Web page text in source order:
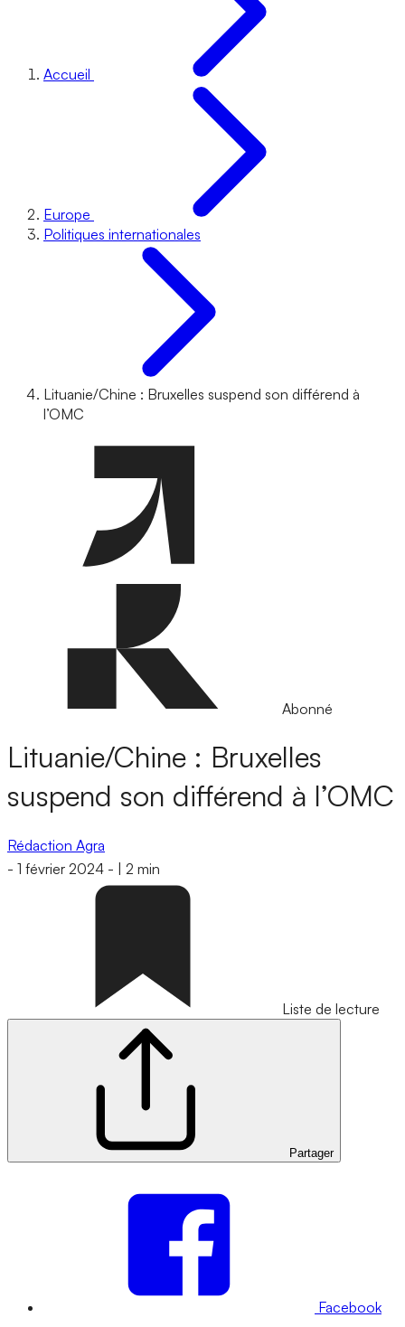
Accueil
Europe
Politiques internationales
Lituanie/Chine : Bruxelles suspend son différend à
l’OMC
Abonné
Lituanie/Chine : Bruxelles
suspend son différend à l’OMC
Rédaction Agra
- 1 février 2024 - 2 min
Liste de lecture
Partager
Facebook